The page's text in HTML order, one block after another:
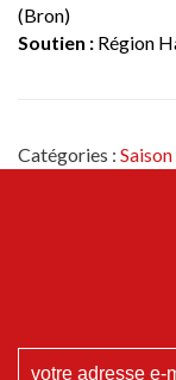
(Bron)
Soutien : Région
Catégories :